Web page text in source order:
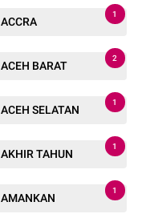
ACCRA
1
ACEH BARAT
2
ACEH SELATAN
1
AKHIR TAHUN
1
AMANKAN
1